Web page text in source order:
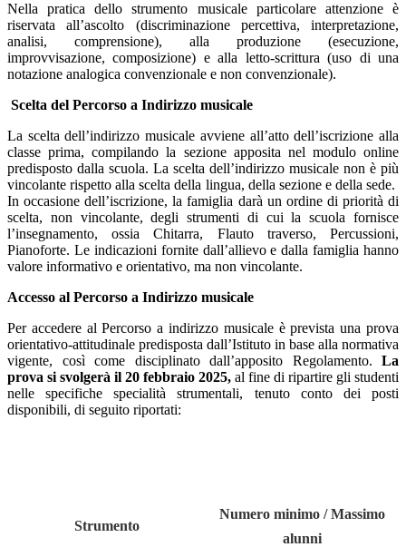
Nella pratica dello strumento musicale particolare attenzione è
riservata all’ascolto (discriminazione percettiva, interpretazione,
analisi, comprensione), alla produzione (esecuzione,
improvvisazione, composizione) e alla letto-scrittura (uso di una
notazione analogica convenzionale e non convenzionale).
Scelta del Percorso a Indirizzo musicale
La scelta dell’indirizzo musicale avviene all’atto dell’iscrizione alla
classe prima, compilando la sezione apposita nel modulo online
predisposto dalla scuola. La scelta dell’indirizzo musicale non è più
vincolante rispetto alla scelta della lingua, della sezione e della sede.
In occasione dell’iscrizione, la famiglia darà un ordine di priorità di
scelta, non vincolante, degli strumenti di cui la scuola fornisce
l’insegnamento, ossia Chitarra, Flauto traverso, Percussioni,
Pianoforte. Le indicazioni fornite dall’allievo e dalla famiglia hanno
valore informativo e orientativo, ma non vincolante.
Accesso al Percorso a Indirizzo musicale
Per accedere al Percorso a indirizzo musicale è prevista una prova
orientativo-attitudinale predisposta dall’Istituto in base alla normativa
vigente, così come disciplinato dall’apposito Regolamento. La
prova si svolgerà il 20 febbraio 2025, al fine di ripartire gli studenti
nelle specifiche specialità strumentali, tenuto conto dei posti
disponibili, di seguito riportati:
Strumento
Numero minimo / Massimo
alunni